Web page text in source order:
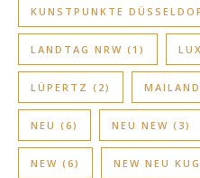
KUNSTPUNKTE
LANDTAG NRW (1)
LÜPERTZ (2) MAILAND
NEU (6) NEU NEW (3)
NEW (6) NEW NEU